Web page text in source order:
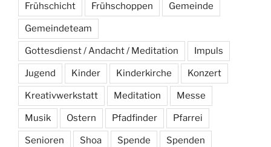
Frühschicht Frühschoppen Gemeinde
Gemeindeteam
Gottesdienst / Andacht / Meditation Impuls
Jugend Kinder Kinderkirche Konzert
Kreativwerkstatt Meditation Messe
Musik Ostern Pfadfinder Pfarrei
Senioren Shoa Spende Spenden